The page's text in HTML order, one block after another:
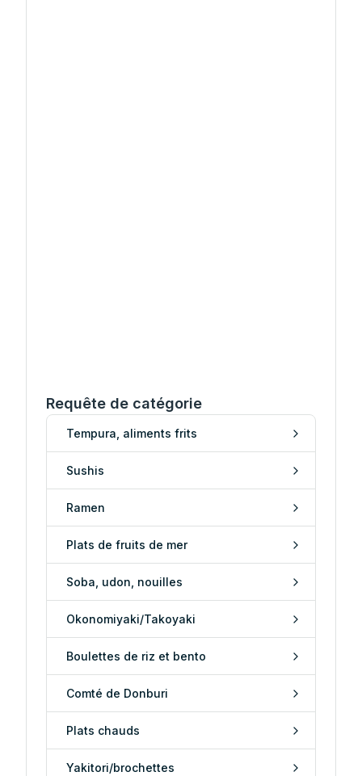
Requête de catégorie
Tempura, aliments frits
Sushis
Ramen
Plats de fruits de mer
Soba, udon, nouilles
Okonomiyaki/Takoyaki
Boulettes de riz et bento
Comté de Donburi
Plats chauds
Yakitori/brochettes